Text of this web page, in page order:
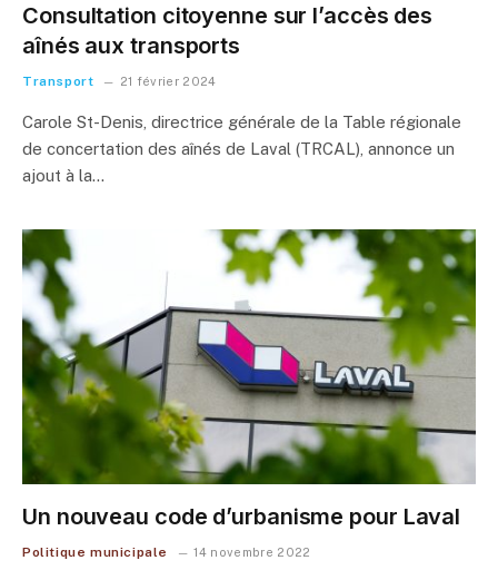
Consultation citoyenne sur l’accès des
aînés aux transports
Transport 21 février 2024
Carole St-Denis, directrice générale de la Table régionale
de concertation des aînés de Laval (TRCAL), annonce un
ajout à la…
Un nouveau code d’urbanisme pour Laval
Politique municipale 14 novembre 2022